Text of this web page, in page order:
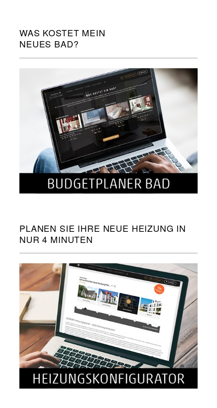
WAS KOSTET MEIN
NEUES BAD?
PLANEN SIE IHRE NEUE HEIZUNG IN
NUR 4 MINUTEN